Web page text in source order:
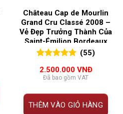
Château Cap de Mourlin
Grand Cru Classé 2008 –
Vẻ Đẹp Trưởng Thành Của
Saint-Émilion Bordeaux
đánh giá
(55)
2.500.000 VNĐ
Đã bao gồm VAT
THÊM VÀO GIỎ HÀNG